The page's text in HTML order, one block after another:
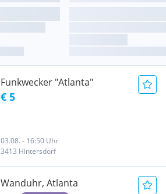
Funkwecker "Atlanta"
€ 5
03.08. - 16:50 Uhr
3413 Hintersdorf
Wanduhr, Atlanta